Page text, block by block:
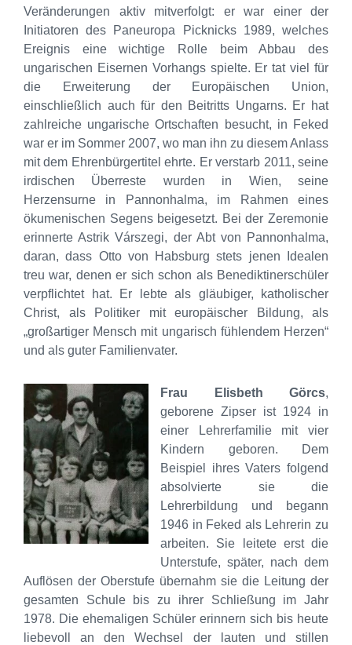
Veränderungen aktiv mitverfolgt: er war einer der
Initiatoren des Paneuropa Picknicks 1989, welches
Ereignis eine wichtige Rolle beim Abbau des
ungarischen Eisernen Vorhangs spielte. Er tat viel für
die Erweiterung der Europäischen Union,
einschließlich auch für den Beitritts Ungarns. Er hat
zahlreiche ungarische Ortschaften besucht, in Feked
war er im Sommer 2007, wo man ihn zu diesem Anlass
mit dem Ehrenbürgertitel ehrte. Er verstarb 2011, seine
irdischen Überreste wurden in Wien, seine
Herzensurne in Pannonhalma, im Rahmen eines
ökumenischen Segens beigesetzt. Bei der Zeremonie
erinnerte Astrik Várszegi, der Abt von Pannonhalma,
daran, dass Otto von Habsburg stets jenen Idealen
treu war, denen er sich schon als Benediktinerschüler
verpflichtet hat. Er lebte als gläubiger, katholischer
Christ, als Politiker mit europäischer Bildung, als
„großartiger Mensch mit ungarisch fühlendem Herzen“
und als guter Familienvater.
Frau Elisbeth Görcs,
geborene Zipser ist 1924 in
einer Lehrerfamilie mit vier
Kindern geboren. Dem
Beispiel ihres Vaters folgend
absolvierte sie die
Lehrerbildung und begann
1946 in Feked als Lehrerin zu
arbeiten. Sie leitete erst die
Unterstufe, später, nach dem
Auflösen der Oberstufe übernahm sie die Leitung der
gesamten Schule bis zu ihrer Schließung im Jahr
1978. Die ehemaligen Schüler erinnern sich bis heute
liebevoll an den Wechsel der lauten und stillen